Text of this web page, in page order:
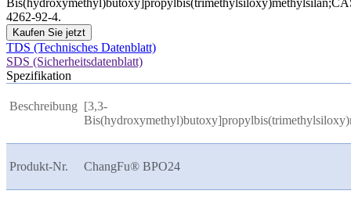
4262-92-4.
Kaufen Sie jetzt
TDS (Technisches Datenblatt)
SDS (Sicherheitsdatenblatt)
Spezifikation
Beschreibung [3,3-
Produkt-Nr. ChangFu® BPO24